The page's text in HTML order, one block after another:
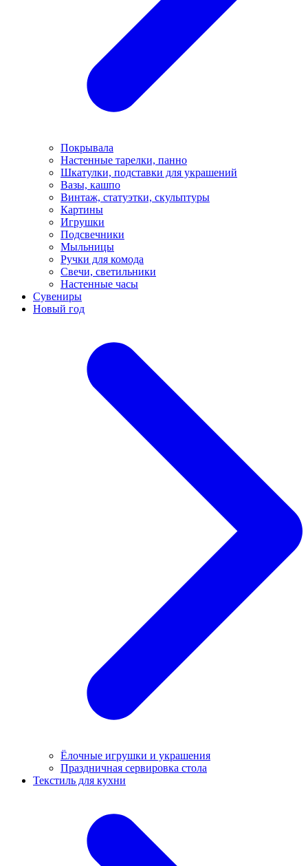
Покрывала
Настенные тарелки, панно
Шкатулки, подставки для украшений
Вазы, кашпо
Винтаж, статуэтки, скульптуры
Картины
Игрушки
Подсвечники
Мыльницы
Ручки для комода
Свечи, светильники
Настенные часы
Сувениры
Новый год
Ёлочные игрушки и украшения
Праздничная сервировка стола
Текстиль для кухни